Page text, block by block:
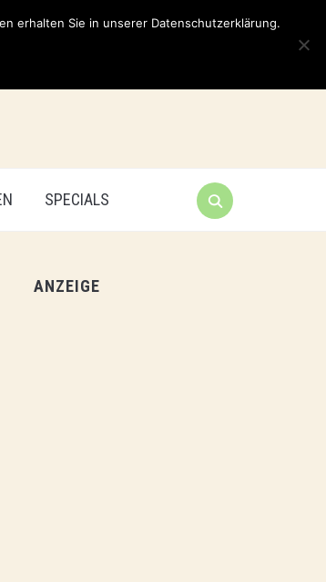
SPECIALS
ANZEIGE
erhalten Sie in unserer Datenschutzerklärung.